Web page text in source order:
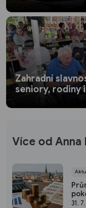
Zahradní
seniory, rodiny
Více od Anna
31. 7.